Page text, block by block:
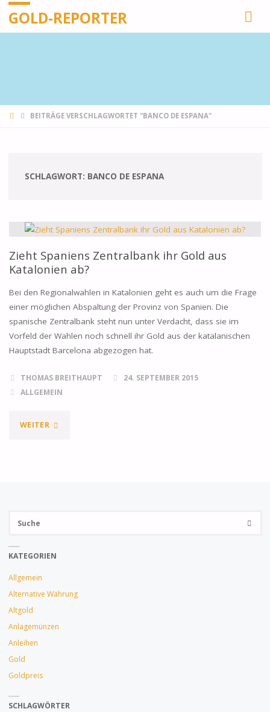
GOLD-REPORTER
STARTSEITE
BEITRÄGE VERSCHLAGWORTET "BANCO DE ESPANA"
SCHLAGWORT: BANCO DE ESPANA
Zieht Spaniens Zentralbank ihr Gold aus
Katalonien ab?
Bei den Regionalwahlen in Katalonien geht es auch um die Frage
einer möglichen Abspaltung der Provinz von Spanien. Die
spanische Zentralbank steht nun unter Verdacht, dass sie im
Vorfeld der Wahlen noch schnell ihr Gold aus der katalanischen
Hauptstadt Barcelona abgezogen hat.
THOMAS BREITHAUPT
24. SEPTEMBER 2015
ALLGEMEIN
WEITER"ZIEHT
AB?"
SUCHE
KATEGORIEN
Allgemein
Alternative Währung
Altgold
Anlagemünzen
Anleihen
Gold
Goldpreis
SCHLAGWÖRTER